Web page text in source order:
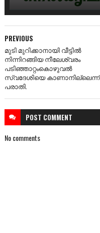
PREVIOUS
മുടി മുറിക്കാനായി വീട്ടിൽ
നിന്നിറങ്ങിയ നീലേശ്വരം
പടിഞ്ഞാറ്റംകൊഴുവൽ
സ്വദേശിയെ കാണാനില്ലെന്ന്
പരാതി.
POST COMMENT
No comments